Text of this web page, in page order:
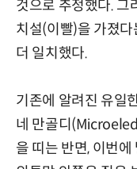
것으로 추정했다. 그
치설(이빨)을 가졌
더 일치했다.
기존에 알려진 유일
네 만골디
을 띠는 반면, 이번